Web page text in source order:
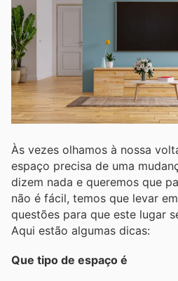
Às vezes olhamos à nossa
espaço precisa de uma
dizem nada e queremos que
não é fácil, temos que levar
questões para que este lugar
Aqui estão algumas dicas:
Que tipo de espaço é